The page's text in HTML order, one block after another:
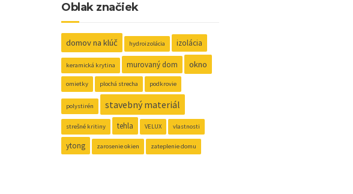
Oblak značiek
domov na klúč hydroizolácia izolácia
keramická krytina murovaný dom okno
omietky plochá strecha podkrovie
polystirén stavebný materiál
strešné kritiny tehla VELUX vlastnosti
ytong zarosenie okien zateplenie domu